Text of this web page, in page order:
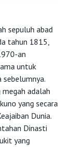
sepuluh abad
tahun 1815,
an
untuk
sebelumnya.
adalah
yang secara
Dunia.
Dinasti
yang